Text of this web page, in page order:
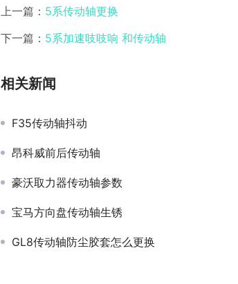
上一篇： 5系传动轴更换
下一篇： 5系加速吱吱响 和传动轴
相关新闻
F35传动轴抖动
昂科威前后传动轴
豪沃取力器传动轴参数
宝马方向盘传动轴生锈
GL8传动轴防尘胶套怎么更换